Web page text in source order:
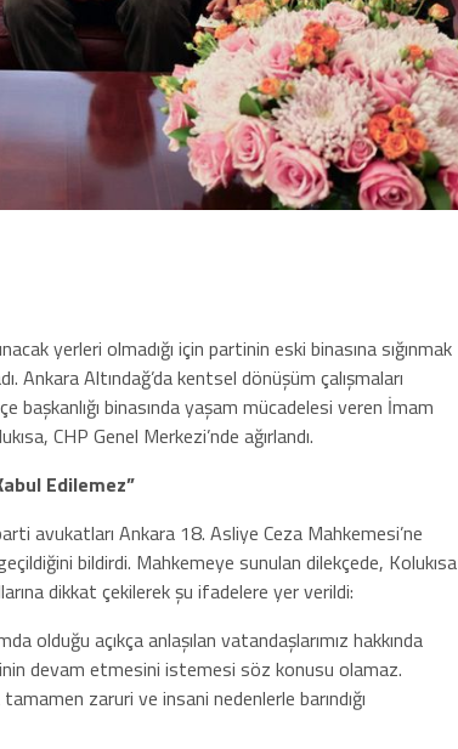
yerleri olmadığı için partinin eski binasına sığınmak
Ankara Altındağ’da kentsel dönüşüm çalışmaları
başkanlığı binasında yaşam mücadelesi veren İmam
CHP Genel Merkezi’nde ağırlandı.
Edilemez”
avukatları Ankara 18. Asliye Ceza Mahkemesi’ne
bildirdi. Mahkemeye sunulan dilekçede, Kolukısa
dikkat çekilerek şu ifadelere yer verildi:
olduğu açıkça anlaşılan vatandaşlarımız hakkında
devam etmesini istemesi söz konusu olamaz.
zaruri ve insani nedenlerle barındığı